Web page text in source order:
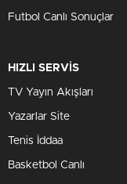
Futbol Canlı Sonuçlar
HIZLI SERVİS
TV Yayın Akışları
Yazarlar Site
Tenis İddaa
Basketbol Canlı